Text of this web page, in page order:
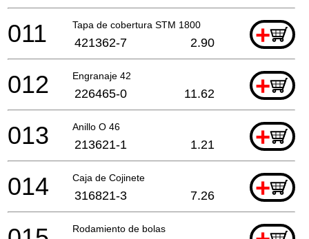
Tapa de cobertura STM 1800 +
011 421362-7 2.90
Engranaje 42 +
012 226465-0 11.62
Anillo O 46 +
013 213621-1 1.21
Caja de Cojinete +
014 316821-3 7.26
Rodamiento de bolas